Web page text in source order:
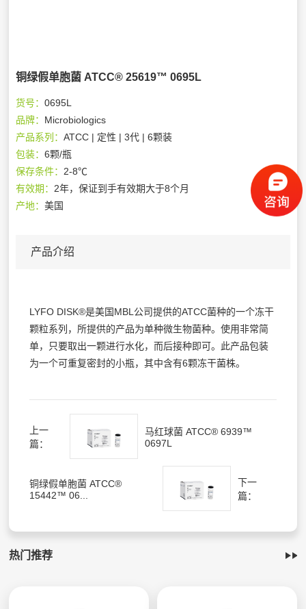
铜绿假单胞菌 ATCC® 25619™ 0695L
货号：0695L
品牌： Microbiologics
产品系列：ATCC | 定性 | 3代 | 6颗装
包装：6颗/瓶
保存条件： 2-8℃
有效期： 2年，保证到手有效期大于8个月
产地：美国
产品介绍
LYFO DISK®是美国MBL公司提供的ATCC菌种的一个冻干
颗粒系列，所提供的产品为单种微生物菌种。使用非常简
单，只要取出一颗进行水化，而后接种即可。此产品包装
为一个可重复密封的小瓶，其中含有6颗冻干菌株。
上一
篇：
马红球菌 ATCC® 6939™
0697L
铜绿假单胞菌 ATCC®
15442™ 06...
下一
篇：
热门推荐